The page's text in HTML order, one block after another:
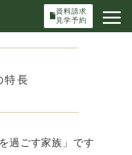
資料請求
見学予約
特長
過ごす家族」です